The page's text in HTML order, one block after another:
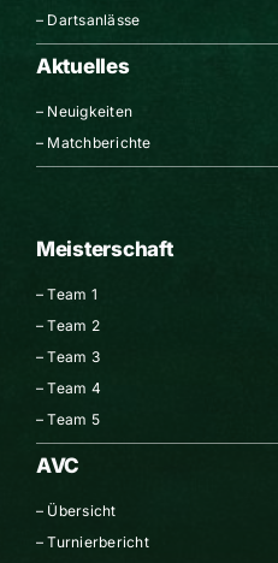
– Dartsanlässe
Aktuelles
– Neuigkeiten
– Matchberichte
Meisterschaft
–Team 1
–Team 2
–Team 3
–Team 4
–Team 5
AVC
– Übersicht
–Turnierbericht